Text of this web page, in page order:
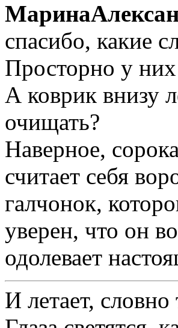
спасибо, какие
Просторно у
А коврик внизу
очищать?
Наверное,
считает себя
галчонок,
уверен, что он
одолевает
И летает, словно